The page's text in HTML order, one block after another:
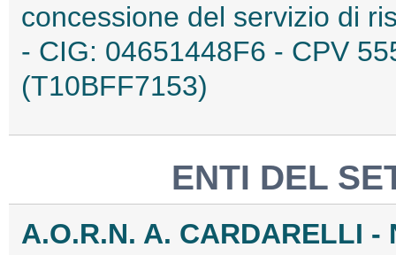
concessione del servizio di
- CIG: 04651448F6 - CPV
(T10BFF7153)
ENTI DEL
A.O.R.N. A. CARDARELLI -